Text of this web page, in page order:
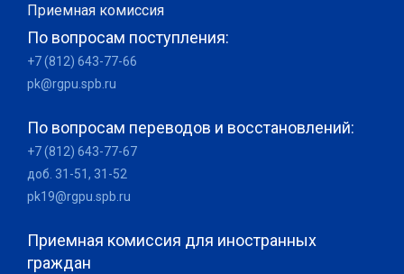
Приемная комиссия
По вопросам поступления:
+7 (812) 643-77-66
pk@rgpu.spb.ru
По вопросам переводов и восстановлений:
+7 (812) 643-77-67
доб. 31-51, 31-52
pk19@rgpu.spb.ru
Приемная комиссия для иностранных
граждан